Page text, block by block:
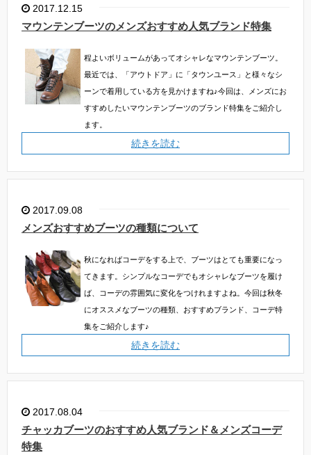
2017.12.15
マウンテンブーツのメンズおすすめ人気ブランド特集
程よいボリュームがあってオシャレなマウンテンブーツ。
最近では、「アウトドア」に「タウンユース」と様々なシ
ーンで着用している方を見かけますね♪今回は、メンズにお
すすめしたいマウンテンブーツのブランド特集をご紹介し
ます。
続きを読む
2017.09.08
メンズおすすめブーツの種類について
秋になればコーデをする上で、ブーツはとても重要になっ
てきます。シンプルなコーデでもオシャレなブーツを履け
ば、コーデの雰囲気に変化をつけれますよね。今回は秋冬
にオススメなブーツの種類、おすすめブランド、コーデ特
集をご紹介します♪
続きを読む
2017.08.04
チャッカブーツのおすすめ人気ブランド＆メンズコーデ
特集